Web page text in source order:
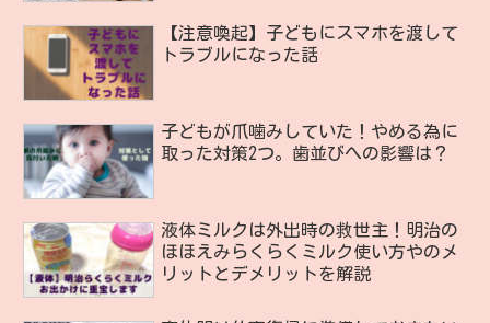
【注意喚起】子どもにスマホを渡して
トラブルになった話
子どもが爪噛みしていた！やめる為に
取った対策2つ。歯並びへの影響は？
液体ミルクは外出時の救世主！明治の
ほほえみらくらくミルク使い方やのメ
リットとデメリットを解説